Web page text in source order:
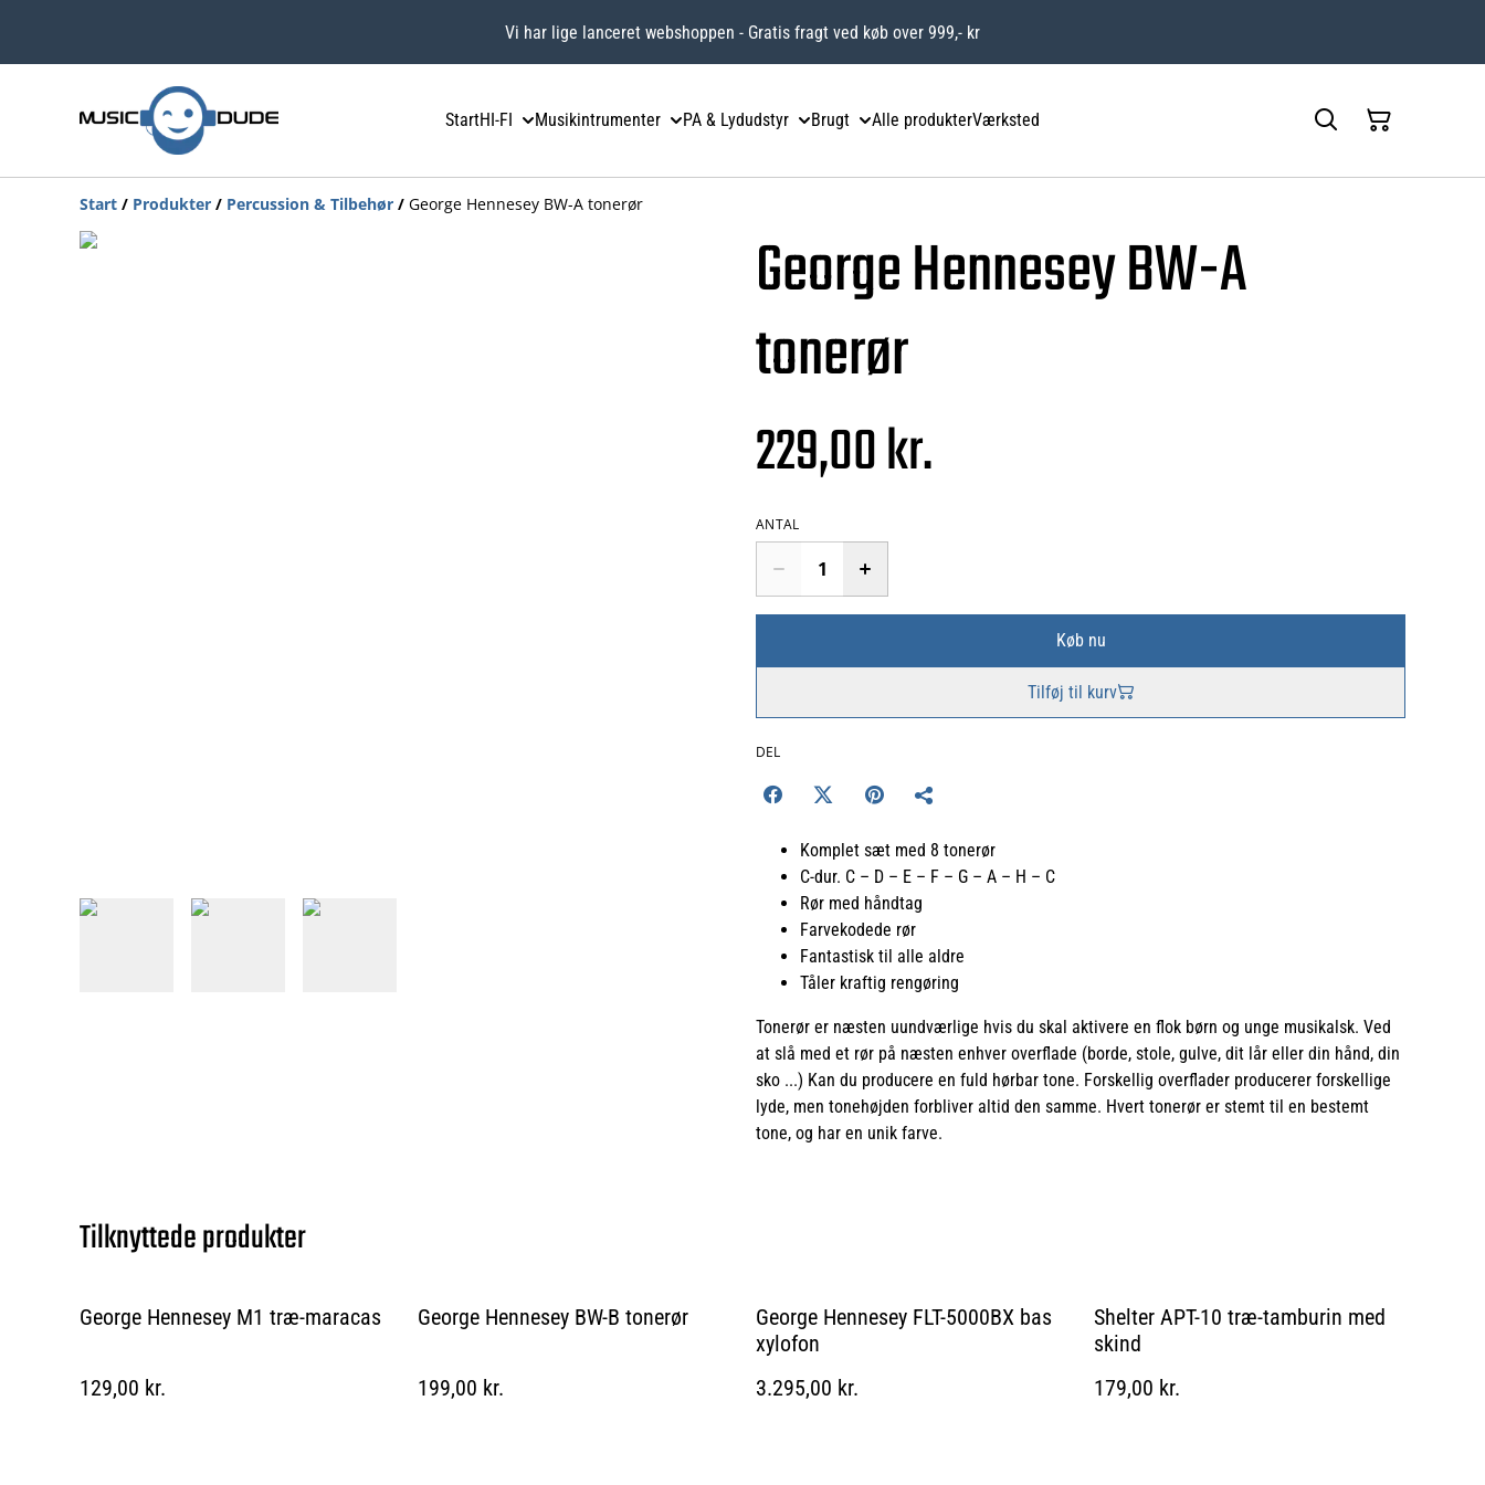
Vi har lige lanceret webshoppen - Gratis fragt ved køb over 999,- kr
StartHI-FI Musikintrumenter PA & Lydudstyr Brugt Alle produkterVærksted
Start / Produkter / Percussion & Tilbehør / George Hennesey BW-A tonerør
George Hennesey BW-A
tonerør
229,00 kr.
ANTAL
Køb nu
Tilføj til kurv
DEL
Komplet sæt med 8 tonerør
C-dur. C – D – E – F – G – A – H – C
Rør med håndtag
Farvekodede rør
Fantastisk til alle aldre
Tåler kraftig rengøring
Tonerør er næsten uundværlige hvis du skal aktivere en flok børn og unge musikalsk. Ved
at slå med et rør på næsten enhver overflade (borde, stole, gulve, dit lår eller din hånd, din
sko ...) Kan du producere en fuld hørbar tone. Forskellig overflader producerer forskellige
lyde, men tonehøjden forbliver altid den samme. Hvert tonerør er stemt til en bestemt
tone, og har en unik farve.
Tilknyttede produkter
George Hennesey M1 træ-maracas
129,00 kr.
George Hennesey BW-B tonerør
199,00 kr.
George Hennesey FLT-5000BX bas
xylofon
3.295,00 kr.
Shelter APT-10 træ-tamburin med
skind
179,00 kr.